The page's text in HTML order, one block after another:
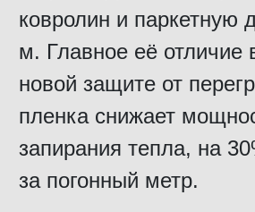
ковролин и паркетную
м. Главное её отличие
новой защите от
пленка снижает
запирания тепла, на
за погонный метр.